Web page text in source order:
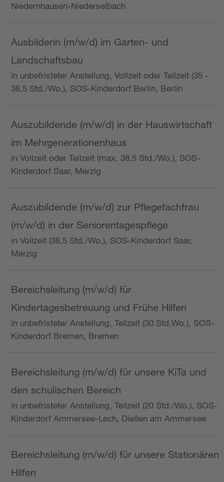
Niedernhausen-Niederselbach
Ausbilderin (m/w/d) im Garten- und
Landschaftsbau
in unbefristeter Anstellung, Vollzeit oder Teilzeit (35 -
38,5 Std./Wo.), SOS-Kinderdorf Berlin, Berlin
Auszubildende (m/w/d) in der Hauswirtschaft
im Mehrgenerationenhaus
in Vollzeit oder Teilzeit (max. 38,5 Std./Wo.), SOS-
Kinderdorf Saar, Merzig
Auszubildende (m/w/d) zur Pflegefachfrau
(m/w/d) in der Seniorentagespflege
in Vollzeit (38,5 Std./Wo.), SOS-Kinderdorf Saar,
Merzig
Bereichsleitung (m/w/d) für
Kindertagesbetreuung und Frühe Hilfen
in unbefristeter Anstellung, Teilzeit (30 Std.Wo.), SOS-
Kinderdorf Bremen, Bremen
Bereichsleitung (m/w/d) für unsere KiTa und
den schulischen Bereich
in unbefristeter Anstellung, Teilzeit (20 Std./Wo.), SOS-
Kinderdorf Ammersee-Lech, Dießen am Ammersee
Bereichsleitung (m/w/d) für unsere Stationären
Hilfen